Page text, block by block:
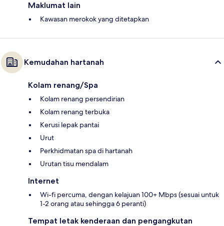
Maklumat lain
Kawasan merokok yang ditetapkan
Kemudahan hartanah
Kolam renang/Spa
Kolam renang persendirian
Kolam renang terbuka
Kerusi lepak pantai
Urut
Perkhidmatan spa di hartanah
Urutan tisu mendalam
Internet
Wi-fi percuma, dengan kelajuan 100+ Mbps (sesuai untuk
1-2 orang atau sehingga 6 peranti)
Tempat letak kenderaan dan pengangkutan